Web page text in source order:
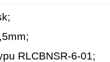
RLCBNSR-6-01;